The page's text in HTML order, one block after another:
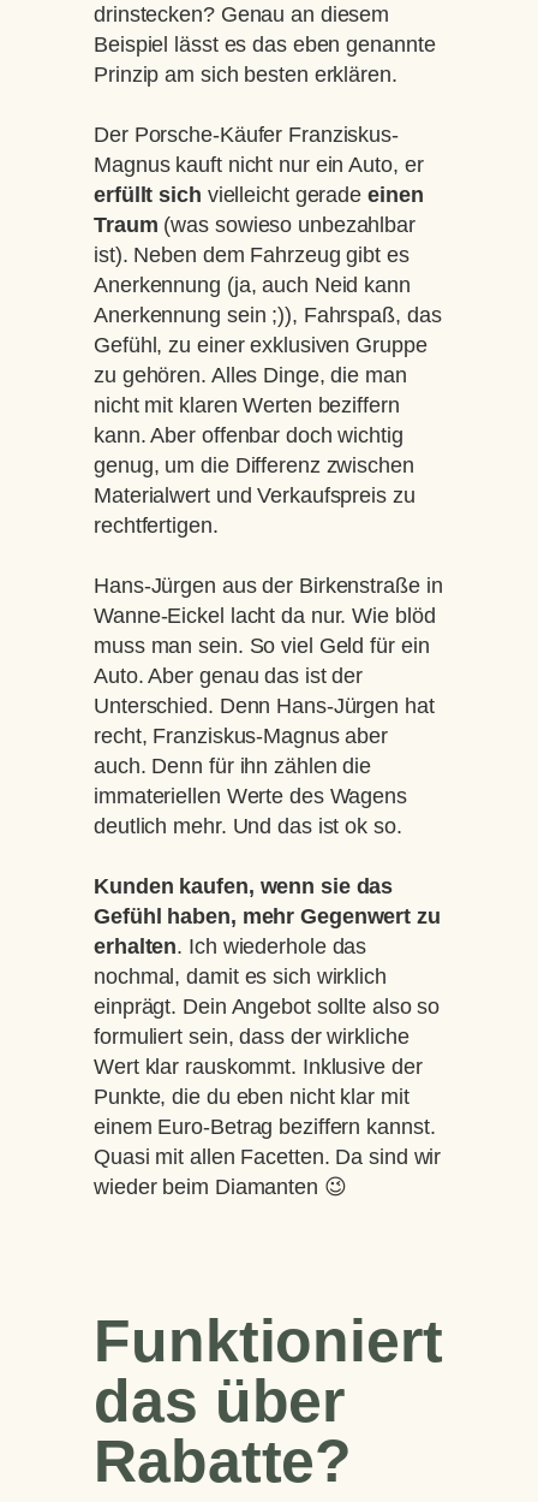
drinstecken? Genau an diesem
Beispiel lässt es das eben genannte
Prinzip am sich besten erklären.
Der Porsche-Käufer Franziskus-
Magnus kauft nicht nur ein Auto, er
erfüllt sich vielleicht gerade einen
Traum (was sowieso unbezahlbar
ist). Neben dem Fahrzeug gibt es
Anerkennung (ja, auch Neid kann
Anerkennung sein ;)), Fahrspaß, das
Gefühl, zu einer exklusiven Gruppe
zu gehören. Alles Dinge, die man
nicht mit klaren Werten beziffern
kann. Aber offenbar doch wichtig
genug, um die Differenz zwischen
Materialwert und Verkaufspreis zu
rechtfertigen.
Hans-Jürgen aus der Birkenstraße in
Wanne-Eickel lacht da nur. Wie blöd
muss man sein. So viel Geld für ein
Auto. Aber genau das ist der
Unterschied. Denn Hans-Jürgen hat
recht, Franziskus-Magnus aber
auch. Denn für ihn zählen die
immateriellen Werte des Wagens
deutlich mehr. Und das ist ok so.
Kunden kaufen, wenn sie das
Gefühl haben, mehr Gegenwert zu
erhalten. Ich wiederhole das
nochmal, damit es sich wirklich
einprägt. Dein Angebot sollte also so
formuliert sein, dass der wirkliche
Wert klar rauskommt. Inklusive der
Punkte, die du eben nicht klar mit
einem Euro-Betrag beziffern kannst.
Quasi mit allen Facetten. Da sind wir
wieder beim Diamanten 😉
Funktioniert
das über
Rabatte?